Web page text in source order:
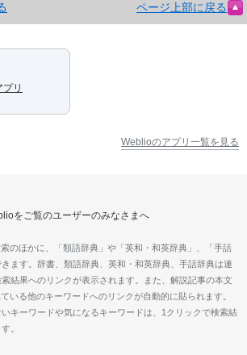
ページ上部に戻る
プリ
Weblioのアプリ一覧を見る
をご覧のユーザーのみなさまへ
のほかに、「類語辞典」や「英和・和英辞典」、「手話
ます。辞書、類語辞典、英和・和英辞典、手話辞典は連
結果へのリンクが表示されます。また、解説記事の本文
いる他のキーワードへのリンクが自動的に貼られます。
キーワードや気になるキーワードは、1クリックで検索結
。